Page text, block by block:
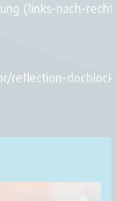
(links-nach-
reflection-docblock